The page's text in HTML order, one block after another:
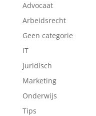
Advocaat
Arbeidsrecht
Geen categorie
IT
Juridisch
Marketing
Onderwijs
Tips